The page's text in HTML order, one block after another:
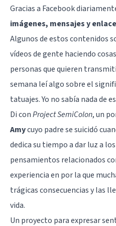
Gracias a Facebook
imágenes, mensajes y
Algunos de estos contenidos
vídeos de gente haciendo
personas que quieren
semana leí algo sobre el
tatuajes. Yo no sabía nada de
Di conProject SemiColon, un
Amycuyo padre se suicidó
dedica su tiempo a dar luz a
pensamientos relacionados
experiencia en por la que
trágicas consecuencias y las
vida.
Un proyecto para expresar